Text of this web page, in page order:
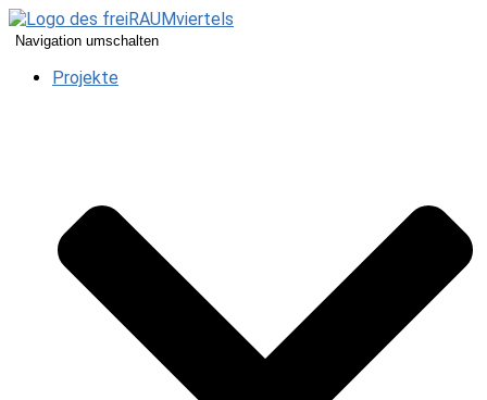
Navigation umschalten
Projekte